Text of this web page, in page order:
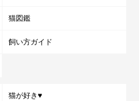
すけちゃんの魅力
猫図鑑
飼い方ガイド
猫が好き♥